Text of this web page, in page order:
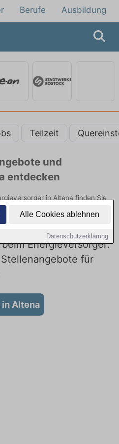
Alle Cookies ablehnen
Datenschutzerklärung
Berufe Ausbildung
Teilzeit
und
entdecken
in Altena finden Sie
Sie freie Optionen von Top-
sich noch heute.
Energieversorger:
für
Altena